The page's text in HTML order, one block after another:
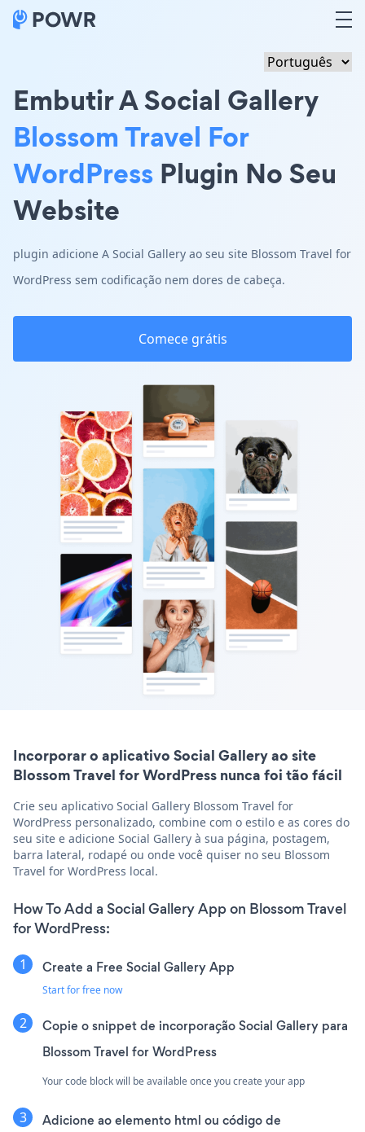
Embutir A Social Gallery
Blossom Travel For
WordPress Plugin No Seu
Website
plugin adicione A Social Gallery ao seu site Blossom Travel for
WordPress sem codificação nem dores de cabeça.
Comece grátis
Incorporar o aplicativo Social Gallery ao site
Blossom Travel for WordPress nunca foi tão fácil
Crie seu aplicativo Social Gallery Blossom Travel for
WordPress personalizado, combine com o estilo e as cores do
seu site e adicione Social Gallery à sua página, postagem,
barra lateral, rodapé ou onde você quiser no seu Blossom
Travel for WordPress local.
How To Add a Social Gallery App on Blossom Travel
for WordPress:
Create a Free Social Gallery App
Start for free now
Copie o snippet de incorporação Social Gallery para
Blossom Travel for WordPress
Your code block will be available once you create your app
Adicione ao elemento html ou código de